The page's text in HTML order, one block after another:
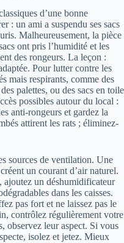
d’une bonne
: un ami a suspendu ses sacs
Malheureusement, la pièce
ont pris l’humidité et les
des rongeurs. La leçon :
Pour lutter contre les
mais respirants, comme des
palettes, ou des sacs en toile
possibles autour du local :
anti-rongeurs et gardez la
attirent les rats ; éliminez-
sources de ventilation. Une
un courant d’air naturel.
ajoutez un déshumidificateur
dans les caisses.
pas fort et ne laissez pas le
contrôlez régulièrement votre
observez leur aspect. Si vous
isolez et jetez. Mieux